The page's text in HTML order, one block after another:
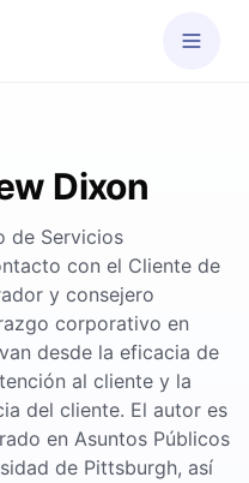
Dixon
de Servicios
con el Cliente de
y consejero
corporativo en
desde la eficacia de
al cliente y la
del cliente. El autor es
en Asuntos Públicos
de Pittsburgh, así